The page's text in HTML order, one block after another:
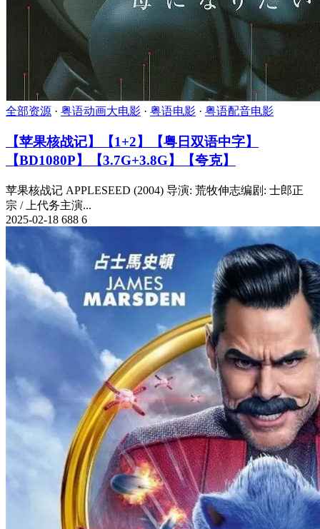
全部资源 · 粤语动画大电影 · 粤语电影 · 粤语配音电影
【苹果核战记】【1+2】【粤日双语中字】
【BD1080P】【3.7G+3.8G】【夸克】
苹果核战记 APPLESEED (2004) 导演: 荒牧伸志编剧: 士郎正
宗 / 上代务主演...
2025-02-18 688 6